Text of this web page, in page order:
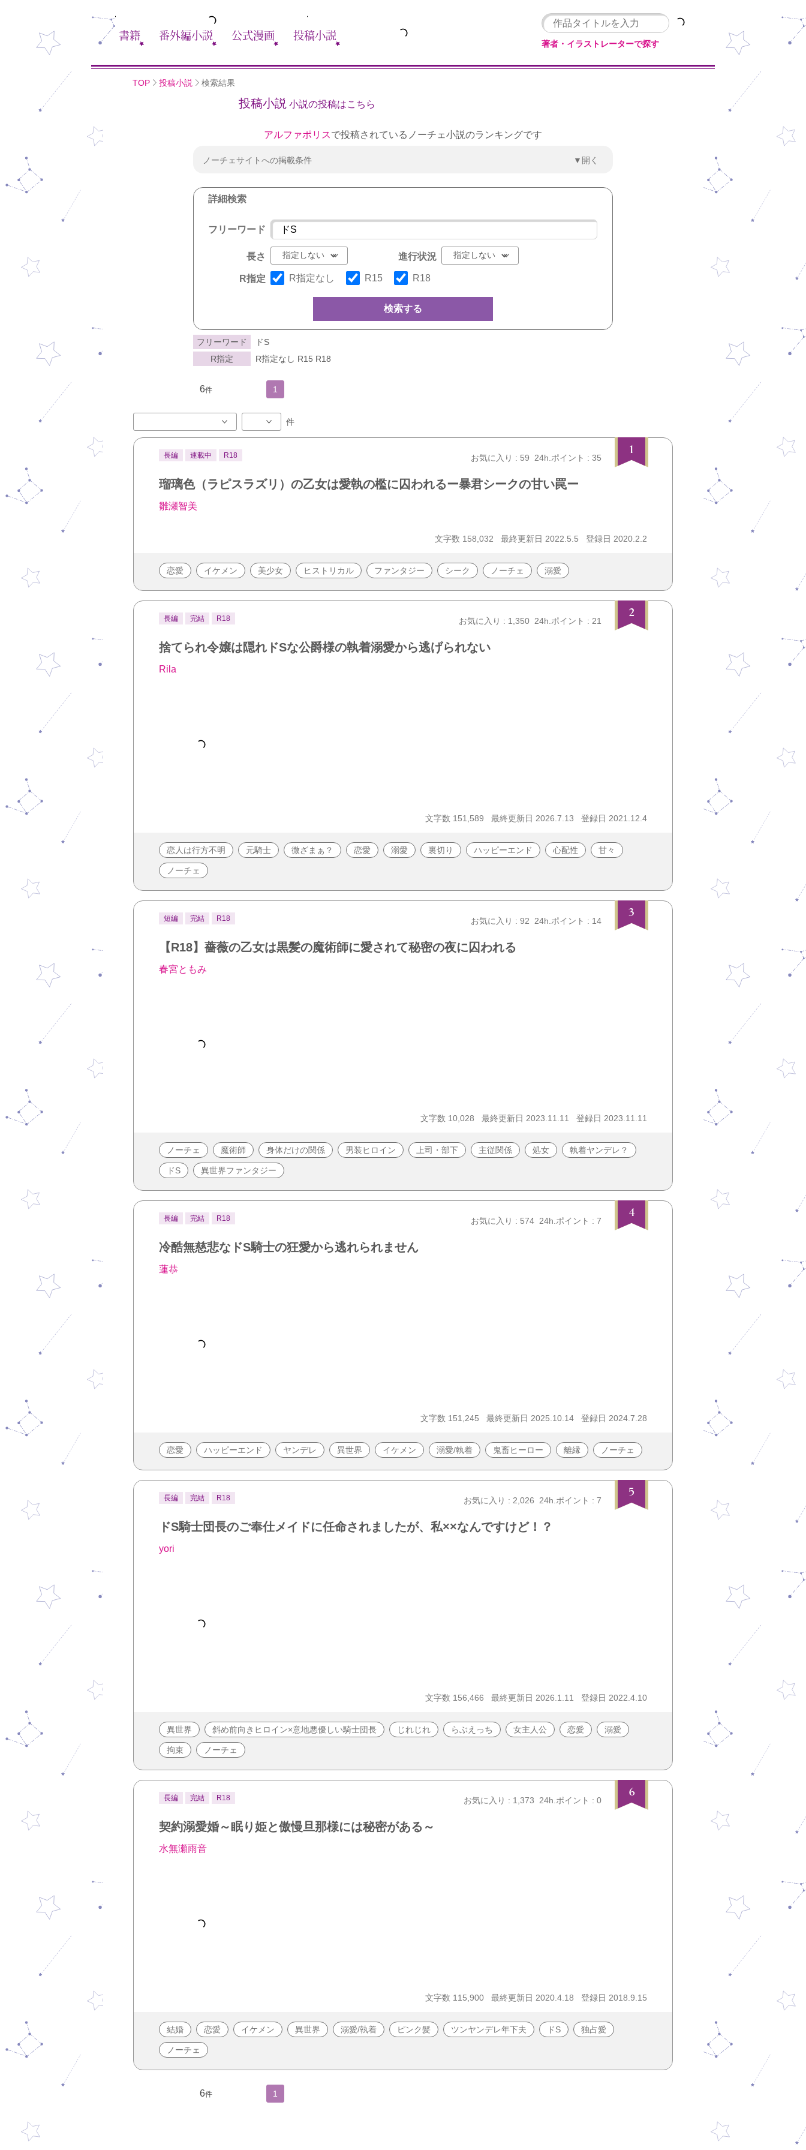
書籍 番外編小説 公式漫画 投稿小説
著者・イラストレーターで探す
TOP 投稿小説 検索結果
投稿小説 小説の投稿はこちら
アルファポリスで投稿されているノーチェ小説のランキングです
ノーチェサイトへの掲載条件 ▼開く
詳細検索
フリーワード
長さ 進行状況
R指定 R指定なし R15 R18
検索する
フリーワード
ドS
R指定
R指定なし R15 R18
6件 1
件
1
長編 連載中 R18 お気に入り : 59 24h.ポイント : 35
瑠璃色（ラピスラズリ）の乙女は愛執の檻に囚われるー暴君シークの甘い罠ー
雛瀬智美
文字数 158,032 最終更新日 2022.5.5 登録日 2020.2.2
恋愛 イケメン 美少女 ヒストリカル ファンタジー シーク ノーチェ 溺愛
2
長編 完結 R18 お気に入り : 1,350 24h.ポイント : 21
捨てられ令嬢は隠れドSな公爵様の執着溺愛から逃げられない
Rila
文字数 151,589 最終更新日 2026.7.13 登録日 2021.12.4
恋人は行方不明 元騎士 微ざまぁ？ 恋愛 溺愛 裏切り ハッピーエンド 心配性 甘々
ノーチェ
3
短編 完結 R18 お気に入り : 92 24h.ポイント : 14
【R18】薔薇の乙女は黒髪の魔術師に愛されて秘密の夜に囚われる
春宮ともみ
文字数 10,028 最終更新日 2023.11.11 登録日 2023.11.11
ノーチェ 魔術師 身体だけの関係 男装ヒロイン 上司・部下 主従関係 処女 執着ヤンデレ？
ドS 異世界ファンタジー
4
長編 完結 R18 お気に入り : 574 24h.ポイント : 7
冷酷無慈悲なドS騎士の狂愛から逃れられません
蓮恭
文字数 151,245 最終更新日 2025.10.14 登録日 2024.7.28
恋愛 ハッピーエンド ヤンデレ 異世界 イケメン 溺愛/執着 鬼畜ヒーロー 離縁 ノーチェ
5
長編 完結 R18 お気に入り : 2,026 24h.ポイント : 7
ドS騎士団長のご奉仕メイドに任命されましたが、私××なんですけど！？
yori
文字数 156,466 最終更新日 2026.1.11 登録日 2022.4.10
異世界 斜め前向きヒロイン×意地悪優しい騎士団長 じれじれ らぶえっち 女主人公 恋愛 溺愛
拘束 ノーチェ
6
長編 完結 R18 お気に入り : 1,373 24h.ポイント : 0
契約溺愛婚～眠り姫と傲慢旦那様には秘密がある～
水無瀬雨音
文字数 115,900 最終更新日 2020.4.18 登録日 2018.9.15
結婚 恋愛 イケメン 異世界 溺愛/執着 ピンク髪 ツンヤンデレ年下夫 ドS 独占愛
ノーチェ
6件 1